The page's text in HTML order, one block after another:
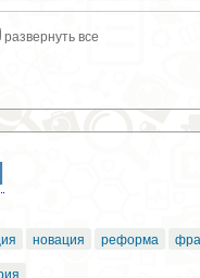
развернуть все
новация реформа